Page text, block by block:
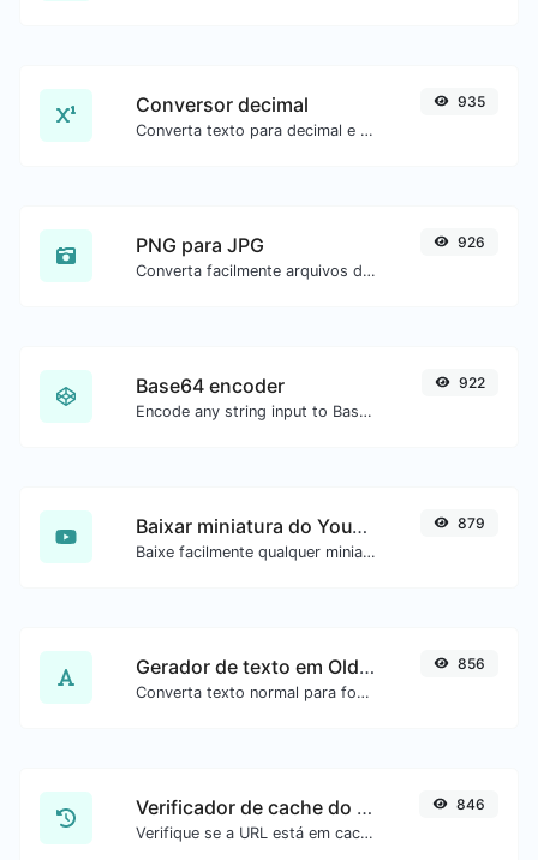
Conversor decimal
Converta texto para decimal e o contrário para qualquer entrada de string.
935
PNG para JPG
Converta facilmente arquivos de imagem PNG para JPG.
926
Base64 encoder
Encode any string input to Base64.
922
Baixar miniatura do YouTube
Baixe facilmente qualquer miniatura de vídeo do YouTube em todos os tamanhos disponíveis.
879
Gerador de texto em Old English
Converta texto normal para fonte Old English.
856
Verificador de cache do Google
Verifique se a URL está em cache pelo Google.
846